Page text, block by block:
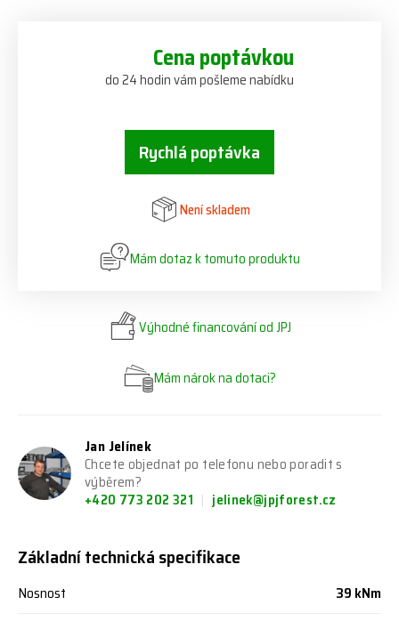
Cena poptávkou
do 24 hodin vám pošleme nabídku
Rychlá poptávka
Není skladem
Mám dotaz k tomuto produktu
Výhodné financování od JPJ
Mám nárok na dotaci?
Jan Jelínek
Chcete objednat po telefonu nebo poradit s
výběrem?
+420 773 202 321
jelinek@jpjforest.cz
Základní technická specifikace
Nosnost
39 kNm